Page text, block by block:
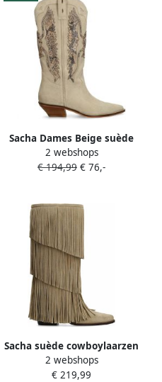
Sacha Dames Beige suède
cowboylaarzen met
sierstiksels
2 webshops
€ 194,99 € 76,-
Sacha suède cowboylaarzen
met franjes beige
2 webshops
€ 219,99